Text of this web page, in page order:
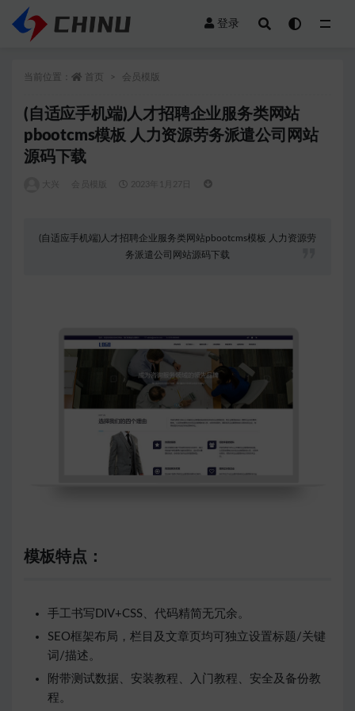
登录
当前位置： 首页 会员模版
(自适应手机端)人才招聘企业服务类网站
pbootcms模板 人力资源劳务派遣公司网站
源码下载
大兴 2023年1月27日
(自适应手机端)人才招聘企业服务类网站pbootcms模板 人力资源劳
务派遣公司网站源码下载
模板特点：
手工书写DIV+CSS、代码精简无冗余。
SEO框架布局，栏目及文章页均可独立设置标题/关键
词/描述。
附带测试数据、安装教程、入门教程、安全及备份教
程。